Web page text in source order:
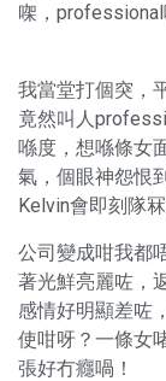
㗎，professional
我當堂打個突，
竟然叫人
喺度，想喺條女
氣，個眼神怨恨
Kelvin會即刻隊冧
公司變成咁我都
著光鮮亮麗咗，
感情好明顯差咗
使咁呀？一條女
張好冇癮喎！